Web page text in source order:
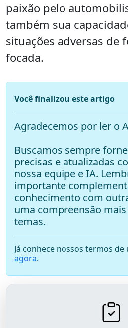
paixão pelo
também sua
situações adversas de
focada.
Você finalizou este artigo
Agradecemos por ler o
Buscamos sempre
precisas e atualizadas
nossa equipe e IA.
importante
conhecimento com
uma compreensão
temas.
Já conhece nossos termos de
agora.